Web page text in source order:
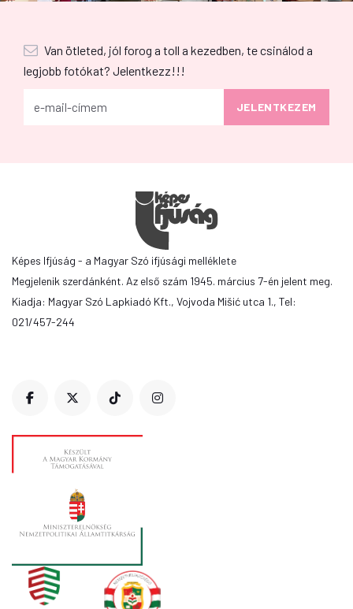
Van ötleted, jól forog a toll a kezedben, te csinálod a
legjobb fotókat? Jelentkezz!!!
Képes Ifjúság - a Magyar Szó ifjúsági melléklete
Megjelenik szerdánként. Az első szám 1945. március 7-én jelent meg.
Kiadja: Magyar Szó Lapkiadó Kft., Vojvoda Mišić utca 1., Tel:
021/457-244